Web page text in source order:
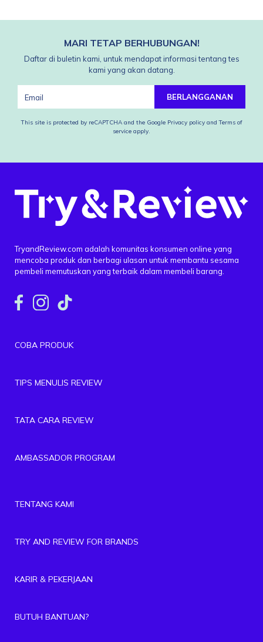
MARI TETAP BERHUBUNGAN!
Daftar di buletin kami, untuk mendapat informasi tentang tes
kami yang akan datang.
BERLANGGANAN
This site is protected by reCAPTCHA and the Google Privacy policy and Terms of
service apply.
TryandReview.com adalah komunitas konsumen online yang
mencoba produk dan berbagi ulasan untuk membantu sesama
pembeli memutuskan yang terbaik dalam membeli barang.
COBA PRODUK
TIPS MENULIS REVIEW
TATA CARA REVIEW
AMBASSADOR PROGRAM
TENTANG KAMI
TRY AND REVIEW FOR BRANDS
KARIR & PEKERJAAN
BUTUH BANTUAN?